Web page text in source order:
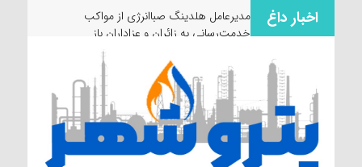
اخبار داغ
مدیرعامل هلدینگ صباانرژی از مواکب
خدمت‌رسانی به زائران و عزاداران بازدید کرد